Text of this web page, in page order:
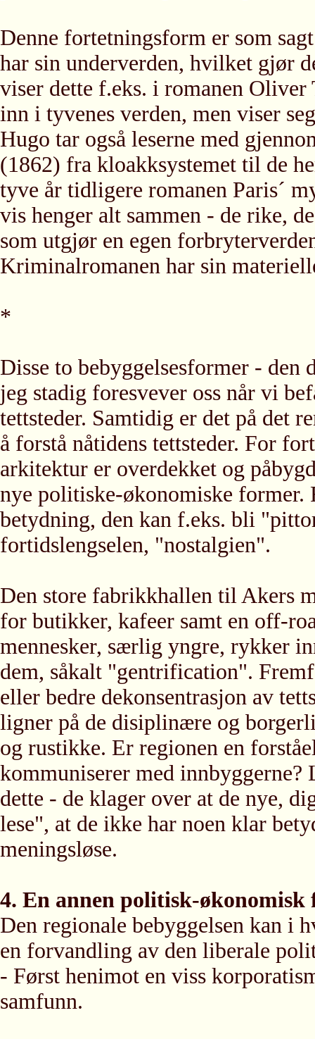
Denne fortetningsform er som
har sin underverden, hvilket gjør
viser dette f.eks. i romanen
inn i tyvenes verden, men viser
Hugo tar også leserne med
(1862) fra kloakksystemet til de
tyve år tidligere romanen Paris´
vis henger alt sammen - de rike,
som utgjør en egen
Kriminalromanen har sin
*
Disse to bebyggelsesformer -
jeg stadig foresvever oss når vi
tettsteder. Samtidig er det på det
å forstå nåtidens tettsteder. For
arkitektur er overdekket og
nye politiske-økonomiske
betydning, den kan f.eks. bli
fortidslengselen, "nostalgien".
Den store fabrikkhallen til Akers
for butikker, kafeer samt en off-
mennesker, særlig yngre, rykker
dem, såkalt "gentrification".
eller bedre dekonsentrasjon av
ligner på de disiplinære og
og rustikke. Er regionen en
kommuniserer med innbyggerne?
dette - de klager over at de nye,
lese", at de ikke har noen klar
meningsløse.
4. En annen politisk-økonomisk
Den regionale bebyggelsen kan i
en forvandling av den liberale
- Først henimot en viss
samfunn.